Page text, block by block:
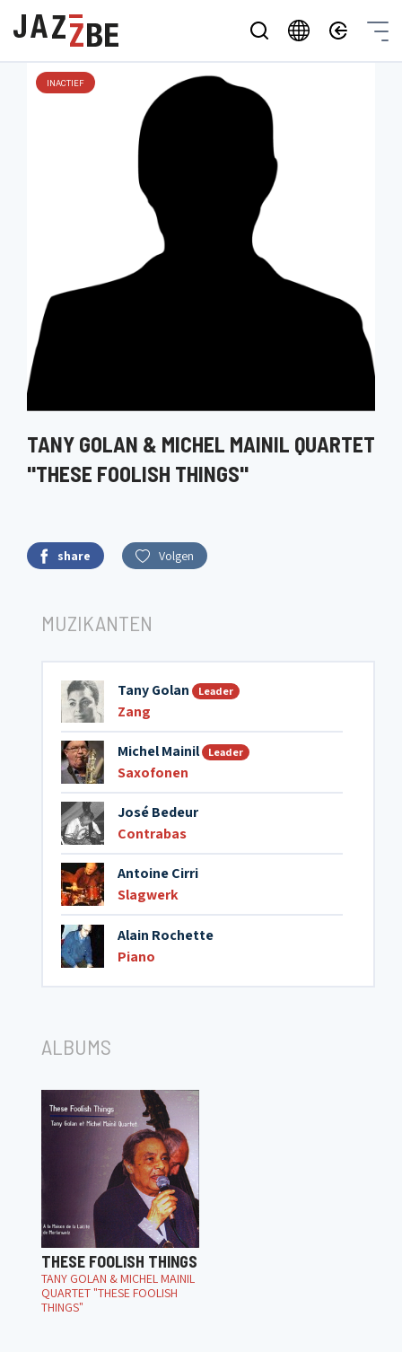
INACTIEF
TANY GOLAN & MICHEL MAINIL QUARTET
"THESE FOOLISH THINGS"
share Volgen
MUZIKANTEN
Tany Golan Leader
Zang
Michel Mainil Leader
Saxofonen
José Bedeur
Contrabas
Antoine Cirri
Slagwerk
Alain Rochette
Piano
ALBUMS
THESE FOOLISH THINGS
TANY GOLAN & MICHEL MAINIL
QUARTET "THESE FOOLISH
THINGS"